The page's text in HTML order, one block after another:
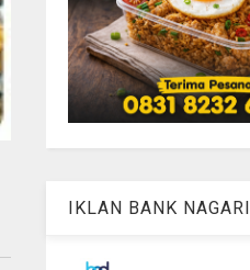
IKLAN BANK NAGARI